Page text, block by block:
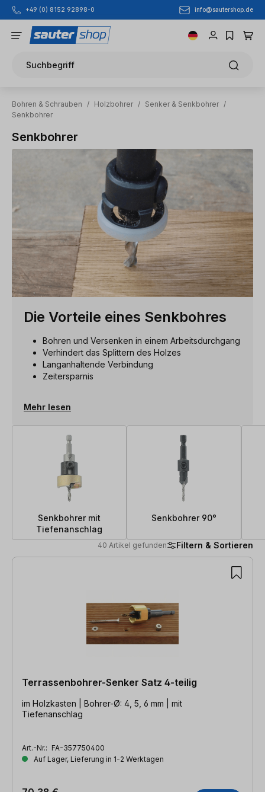
Zum Hauptinhalt springen
+49 (0) 8152 92898-0 info@sautershop.de
Suchbegriff
Bohren & Schrauben / Holzbohrer / Senker & Senkbohrer /
Senkbohrer
Senkbohrer
Die Vorteile eines Senkbohres
Bohren und Versenken in einem Arbeitsdurchgang
Verhindert das Splittern des Holzes
Langanhaltende Verbindung
Zeitersparnis
Mehr lesen
Senkbohrer mit
Tiefenanschlag
Senkbohrer 90°
40 Artikel gefunden Filtern & Sortieren
40 Artikel gefunden
Terrassenbohrer-Senker Satz 4-teilig
im Holzkasten | Bohrer-Ø: 4, 5, 6 mm | mit
Tiefenanschlag
Art.-Nr.: FA-357750400
Auf Lager, Lieferung in 1-2 Werktagen